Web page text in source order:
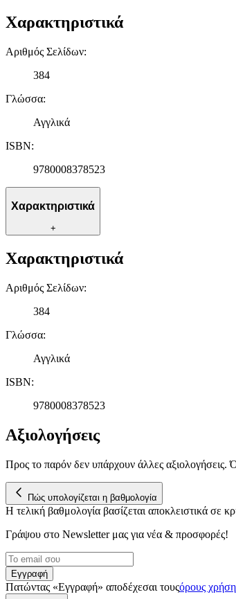
Χαρακτηριστικά
Αριθμός Σελίδων:
384
Γλώσσα:
Αγγλικά
ISBN:
9780008378523
Χαρακτηριστικά
+
Χαρακτηριστικά
Αριθμός Σελίδων:
384
Γλώσσα:
Αγγλικά
ISBN:
9780008378523
Αξιολογήσεις
Προς το παρόν δεν υπάρχουν άλλες
Πώς υπολογίζεται η βαθμολογία
Η τελική βαθμολογία βασίζεται αποκλειστικά σε
Γράψου στο Νewsletter μας για νέα & προσφορές!
Εγγραφή
Πατώντας «Εγγραφή» αποδέχεσαι τουςόρους